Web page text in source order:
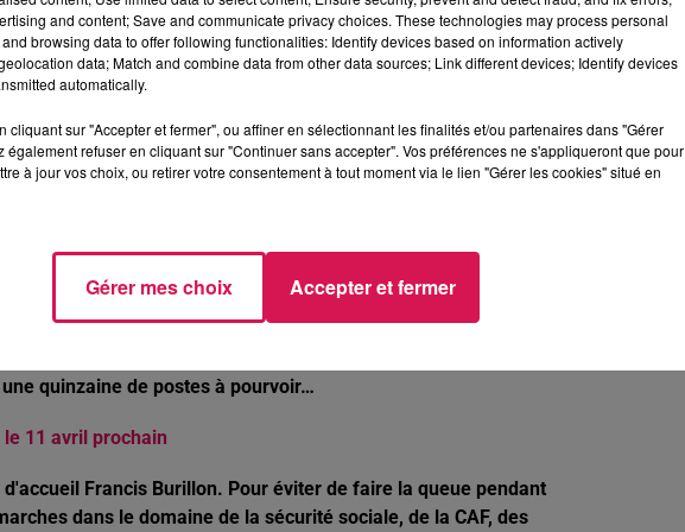
Aulnoye et Valenciennes
travaux de rénovation du réseau électrique seront
TER seront alors remplacés par des cars. Une fois ce
du 25 au 29 avril, mais cette fois-ci uniquement
de plusieurs TER remplacés par des cars.
de Maubeuge embauchés, moins d’une semaine après
soignants et 45 infirmiers. Rappelons que tous les
privées de la Sambre-Avesnois-Thiérache sont à la
quinzaine de postes à pourvoir…
11 avril prochain
Francis Burillon. Pour éviter de faire la queue pendant
dans le domaine de la sécurité sociale, de la CAF, des
and content; Save and communicate privacy choices. These technologies may process personal
browsing data to offer following functionalities: Identify devices based on information actively
data; Match and combine data from other data sources; Link different devices; Identify devices
automatically.
cliquant sur "Accepter et fermer", ou affiner en sélectionnant les finalités et/ou partenaires dans "Gérer
également refuser en cliquant sur "Continuer sans accepter". Vos préférences ne s'appliqueront que pour
à jour vos choix, ou retirer votre consentement à tout moment via le lien "Gérer les cookies" situé en
Gérer mes choix Accepter et fermer